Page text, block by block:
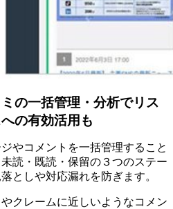
の一括管理・分析でリス
の有効活用も
やコメントを一括管理すること
読・既読・保留の３つのステー
としや対応漏れを防ぎます。
クレームに近しいようなコメン